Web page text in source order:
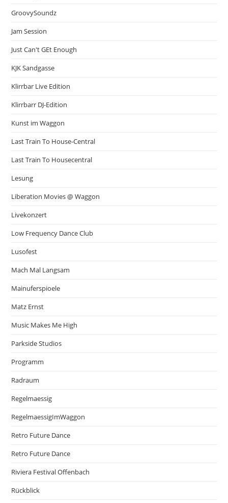
GroovySoundz
Jam Session
Just Can't GEt Enough
KJK Sandgasse
Klirrbar Live Edition
Klirrbarr DJ-Edition
Kunst im Waggon
Last Train To House-Central
Last Train To Housecentral
Lesung
Liberation Movies @ Waggon
Livekonzert
Low Frequency Dance Club
Lusofest
Mach Mal Langsam
Mainuferspioele
Matz Ernst
Music Makes Me High
Parkside Studios
Programm
Radraum
Regelmaessig
RegelmaessigImWaggon
Retro Future Dance
Retro Future Dance
Riviera Festival Offenbach
Rückblick